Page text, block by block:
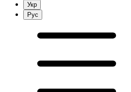
Укр
Рус